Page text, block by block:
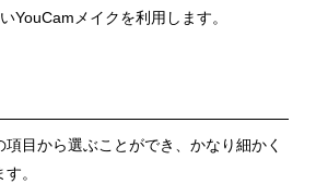
YouCamメイクを利用します。
項目から選ぶことができ、かなり細かく
。